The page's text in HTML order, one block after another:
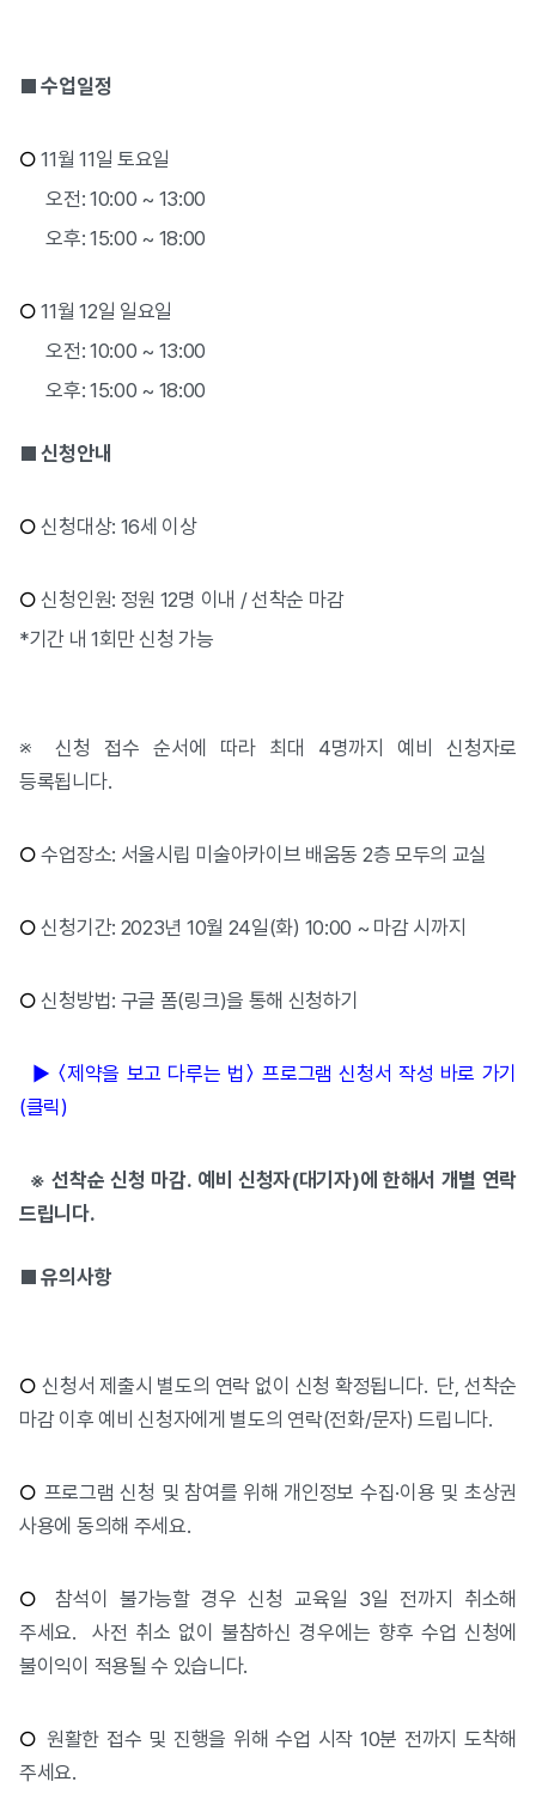
■ 수업일정
○ 11월 11일 토요일
오전: 10:00 ~ 13:00
오후: 15:00 ~ 18:00
○ 11월 12일 일요일
오전: 10:00 ~ 13:00
오후: 15:00 ~ 18:00
■ 신청안내
○ 신청대상: 16세 이상
○ 신청인원: 정원 12명 이내 / 선착순 마감
*기간 내 1회만 신청 가능
※ 신청 접수 순서에 따라 최대 4명까지 예비 신청자로
등록됩니다.
○ 수업장소: 서울시립 미술아카이브 배움동 2층 모두의 교실
○ 신청기간: 2023년 10월 24일(화) 10:00 ~ 마감 시까지
○ 신청방법: 구글 폼(링크)을 통해 신청하기
▶ 〈제약을 보고 다루는 법〉 프로그램 신청서 작성 바로 가기
(클릭)
※ 선착순 신청 마감. 예비 신청자(대기자)에 한해서 개별 연락
드립니다.
■ 유의사항
○ 신청서 제출시 별도의 연락 없이 신청 확정됩니다. 단, 선착순
마감 이후 예비 신청자에게 별도의 연락(전화/문자) 드립니다.
○ 프로그램 신청 및 참여를 위해 개인정보 수집·이용 및 초상권
사용에 동의해 주세요.
○
참석이 불가능할 경우 신청 교육일 3일 전까지 취소해
주세요. 사전 취소 없이 불참하신 경우에는 향후 수업 신청에
불이익이 적용될 수 있습니다.
○ 원활한 접수 및 진행을 위해 수업 시작 10분 전까지 도착해
주세요.